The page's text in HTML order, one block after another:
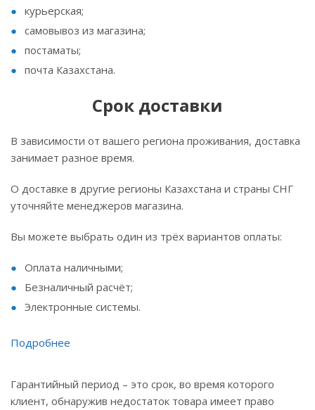
курьерская;
самовывоз из магазина;
постаматы;
почта Казахстана.
Срок доставки
В зависимости от вашего региона проживания, доставка
занимает разное время.
О доставке в другие регионы Казахстана и страны СНГ
уточняйте менеджеров магазина.
Вы можете выбрать один из трёх вариантов оплаты:
Оплата наличными;
Безналичный расчёт;
Электронные системы.
Подробнее
Гарантийный период – это срок, во время которого
клиент, обнаружив недостаток товара имеет право